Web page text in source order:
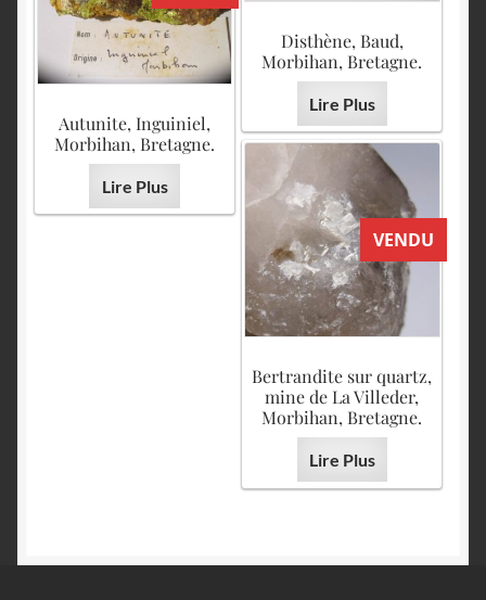
Disthène, Baud,
Morbihan, Bretagne.
Lire Plus
Autunite, Inguiniel,
Morbihan, Bretagne.
Lire Plus
VENDU
Bertrandite sur quartz,
mine de La Villeder,
Morbihan, Bretagne.
Lire Plus